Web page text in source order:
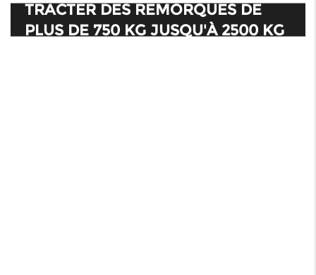
TRACTER DES REMORQUES DE
PLUS DE 750 KG JUSQU'À 2500 KG